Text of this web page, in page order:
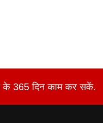
के 365 दिन काम कर सकें.